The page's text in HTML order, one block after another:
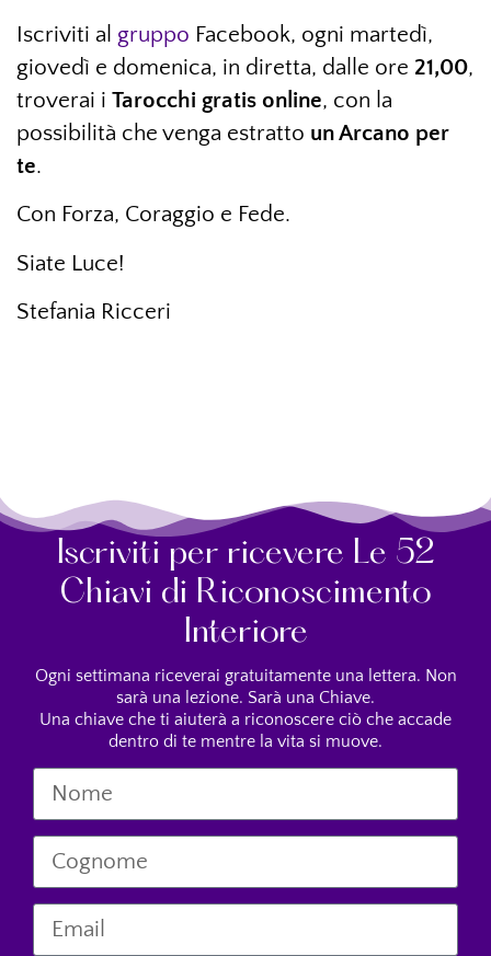
Iscriviti al gruppo Facebook, ogni martedì,
giovedì e domenica, in diretta, dalle ore 21,00,
troverai i Tarocchi gratis online, con la
possibilità che venga estratto un Arcano per
te.
Con Forza, Coraggio e Fede.
Siate Luce!
Stefania Ricceri
Iscriviti per ricevere Le 52
Chiavi di Riconoscimento
Interiore
Ogni settimana riceverai gratuitamente una lettera. Non
sarà una lezione. Sarà una Chiave.
Una chiave che ti aiuterà a riconoscere ciò che accade
dentro di te mentre la vita si muove.